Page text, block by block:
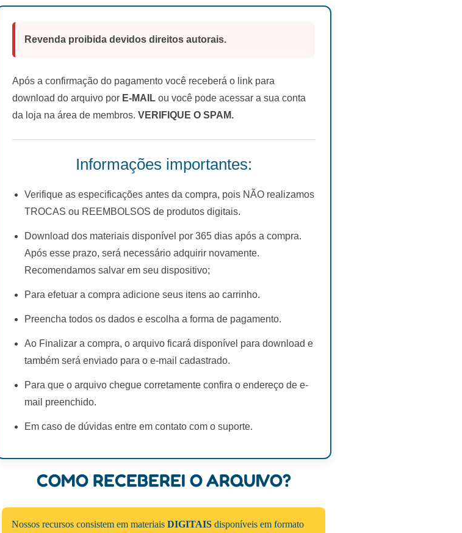
Revenda proibida devidos direitos autorais.
Após a confirmação do pagamento você receberá o link para
download do arquivo por E-MAIL ou você pode acessar a sua conta
da loja na área de membros. VERIFIQUE O SPAM.
Informações importantes:
Verifique as especificações antes da compra, pois NÃO realizamos
TROCAS ou REEMBOLSOS de produtos digitais.
Download dos materiais disponível por 365 dias após a compra.
Após esse prazo, será necessário adquirir novamente.
Recomendamos salvar em seu dispositivo;
Para efetuar a compra adicione seus itens ao carrinho.
Preencha todos os dados e escolha a forma de pagamento.
Ao Finalizar a compra, o arquivo ficará disponível para download e
também será enviado para o e-mail cadastrado.
Para que o arquivo chegue corretamente confira o endereço de e-
mail preenchido.
Em caso de dúvidas entre em contato com o suporte.
COMO RECEBEREI O ARQUIVO?
Nossos recursos consistem em materiais DIGITAIS disponíveis em formato